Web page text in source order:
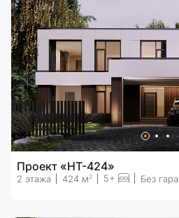
Проект «HT-424»
2 этажа 424 м 2 5+ Без